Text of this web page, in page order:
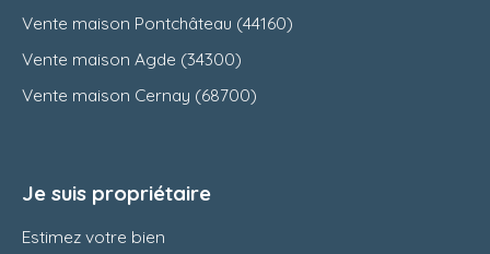
Vente maison Pontchâteau (44160)
Vente maison Agde (34300)
Vente maison Cernay (68700)
Je suis propriétaire
Estimez votre bien